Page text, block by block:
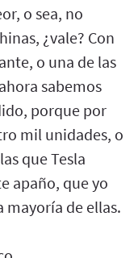
o sea, no
¿vale? Con
o una de las
sabemos
porque por
mil unidades, o
que Tesla
apaño, que yo
mayoría de ellas.